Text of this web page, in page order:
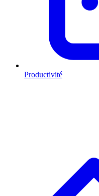
Productivité